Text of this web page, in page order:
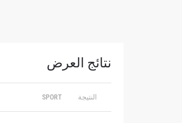
نتائج العرض
النتيجة SPORT